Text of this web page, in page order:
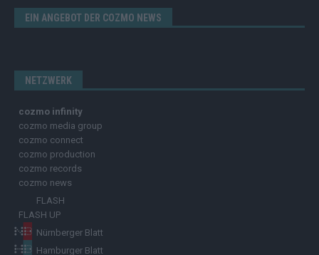
EIN ANGEBOT DER COZMO NEWS
NETZWERK
cozmo infinity
cozmo media group
cozmo connect
cozmo production
cozmo records
cozmo news
FLASH
FLASH UP
Nürnberger Blatt
Hamburger Blatt